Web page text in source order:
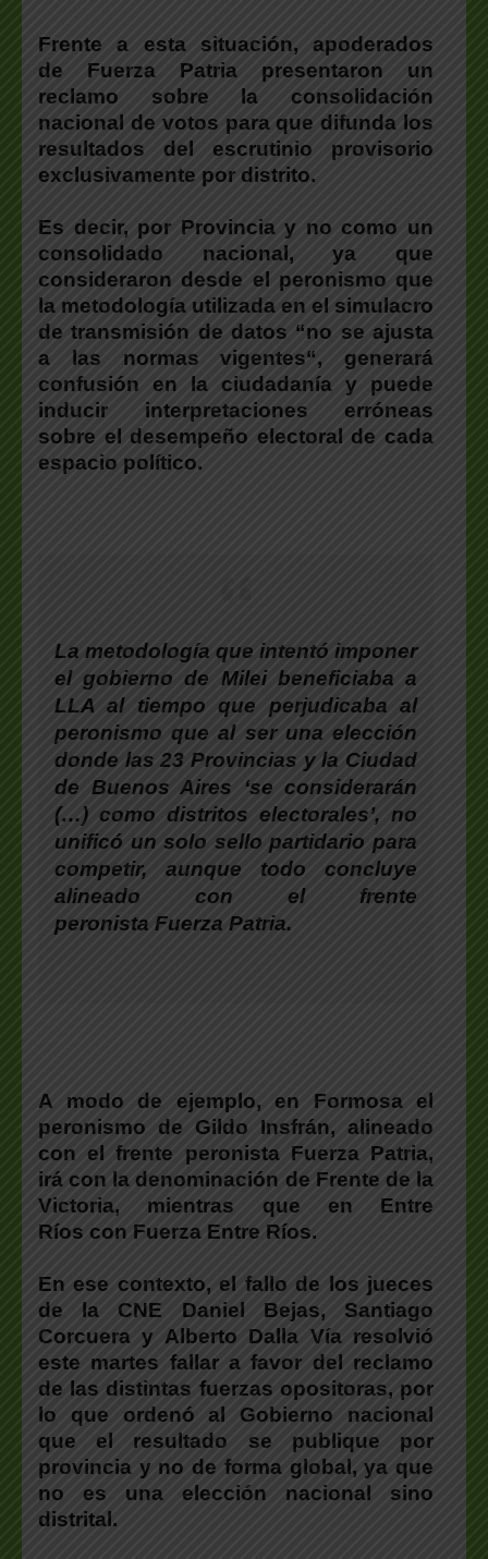
Frente a esta situación, apoderados
de Fuerza Patria presentaron un
reclamo sobre la consolidación
nacional de votos para que difunda los
resultados del escrutinio provisorio
exclusivamente por distrito.
Es decir, por Provincia y no como un
consolidado nacional, ya que
consideraron desde el peronismo que
la metodología utilizada en el simulacro
de transmisión de datos “no se ajusta
a las normas vigentes“, generará
confusión en la ciudadanía y puede
inducir interpretaciones erróneas
sobre el desempeño electoral de cada
espacio político.
La metodología que intentó imponer
el gobierno de Milei beneficiaba a
LLA al tiempo que perjudicaba al
peronismo que al ser una elección
donde las 23 Provincias y la Ciudad
de Buenos Aires ‘se considerarán
(…) como distritos electorales’, no
unificó un solo sello partidario para
competir, aunque todo concluye
alineado con el frente
peronista Fuerza Patria.
A modo de ejemplo, en Formosa el
peronismo de Gildo Insfrán, alineado
con el frente peronista Fuerza Patria,
irá con la denominación de Frente de la
Victoria, mientras que en Entre
Ríos con Fuerza Entre Ríos.
En ese contexto, el fallo de los jueces
de la CNE Daniel Bejas, Santiago
Corcuera y Alberto Dalla Vía resolvió
este martes fallar a favor del reclamo
de las distintas fuerzas opositoras, por
lo que ordenó al Gobierno nacional
que el resultado se publique por
provincia y no de forma global, ya que
no es una elección nacional sino
distrital.